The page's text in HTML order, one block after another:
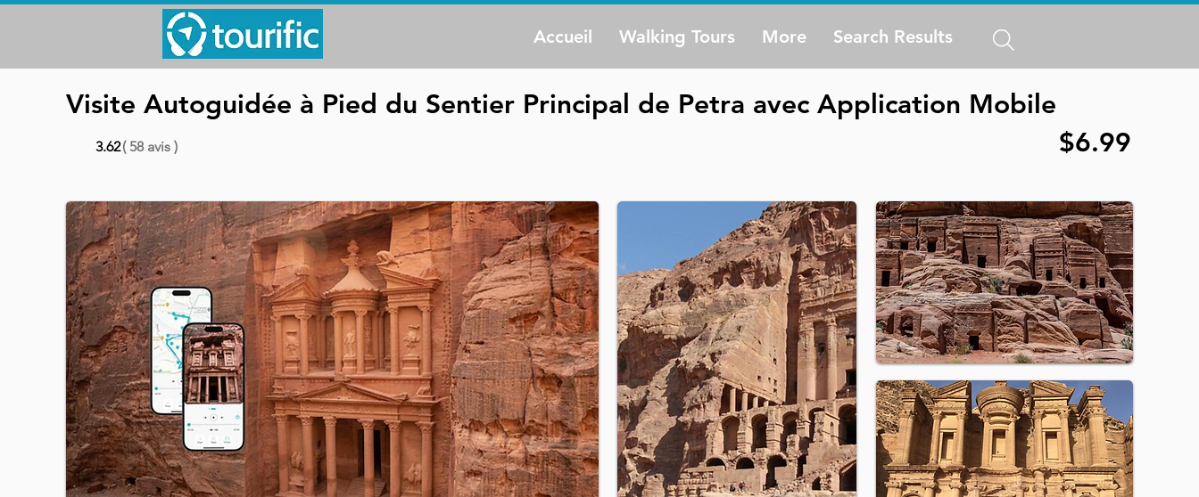
Accueil Walking Tours More Search Results
Visite Autoguidée à Pied du Sentier Principal de Petra avec Application Mobile
3.62( 58 avis ) $6.99